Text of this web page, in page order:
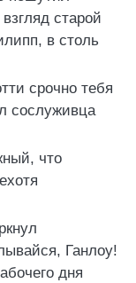
старой
в столь
срочно тебя
сослуживца
что
Ганлоу!
дня